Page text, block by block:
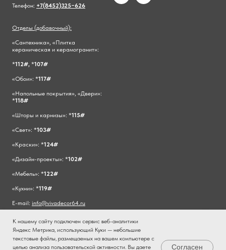
К нашему сайту подключен сервис веб-аналитики
Яндекс Метрика, использующий Куки — небольшие
текстовые файлы, размещаемых на вашем компьютере с
целью анализа пользовательской активности. Вы даете
Согласен
Телефон: +7(8452)325−626
Отделы (добавочный):
«Сантехника», «Плитка
керамическая и керамогранит»:
*112#, *107#
«Обои»: *117#
«Напольные покрытия», «Двери»:
*118#
«Шторы и карнизы»: *115#
«Свет»: *103#
«Краски»: *124#
«Дизайн-проекты»: *102#
«Мебель»: *122#
«Кухни»: *119#
E-mail: info@vivadecor64.ru